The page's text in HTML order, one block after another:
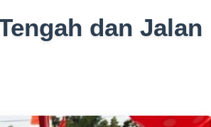
dan Jalan